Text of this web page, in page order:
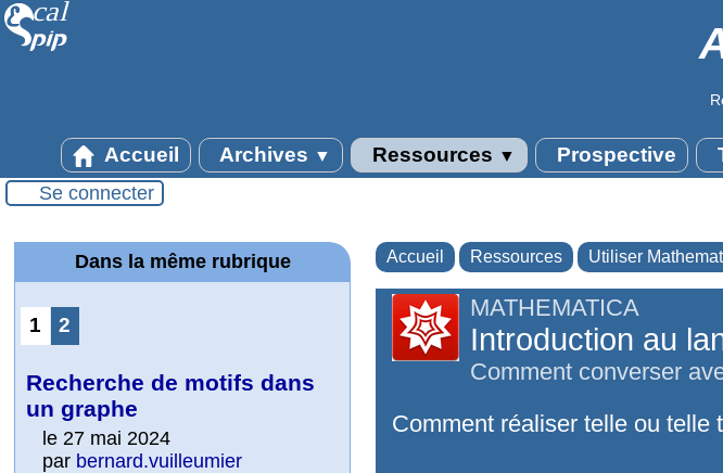
Accueil Archives ▼ Ressources ▼ Prospective
Se connecter
Accueil Ressources Utiliser
MATHEMATICA
Introduction au
Comment converser
Comment réaliser telle ou telle
Dans la même rubrique
1 2
Recherche de motifs dans
un graphe
le 27 mai 2024
par bernard.vuilleumier